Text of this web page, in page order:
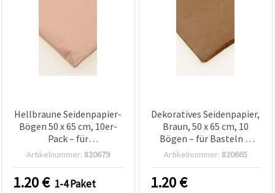
Hellbraune Seidenpapier-
Bögen 50 x 65 cm, 10er-
Pack – für
Geschenkverpackung,
& Partydeko
Artikelnummer: 820679
1.20€ 1-4 Paket
Dekoratives Seidenpapier,
Braun, 50 x 65 cm, 10
Bögen – für Basteln &
Geschenkverpackung
Artikelnummer: 820665
1.20€